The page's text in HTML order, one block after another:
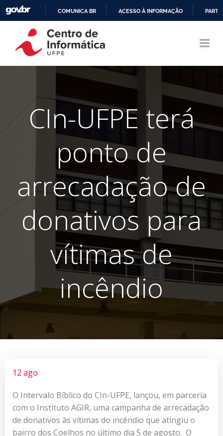
CONTEÚDO
COMUNICA BR ACESSO À INFORMAÇÃO
CIn-UFPE terá
ponto de
arrecadação de
donativos para
vítimas de
incêndio
12 ago
O Intervalo Bíblico do CIn-UFPE, lançou, em parceria
com o Instituto AGIR, uma campanha de arrecadação
de donativos às vítimas do incêndio que atingiu o
bairro dos Coelhos no último dia 5 de agosto. O